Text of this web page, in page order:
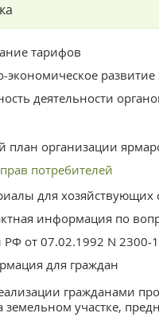
тарифов
экономическое развитие
деятельности
план организации
потребителей
для хозяйствующих
информация по
РФ от 07.02.1992 N 2300-
для граждан
гражданами
земельном участке,